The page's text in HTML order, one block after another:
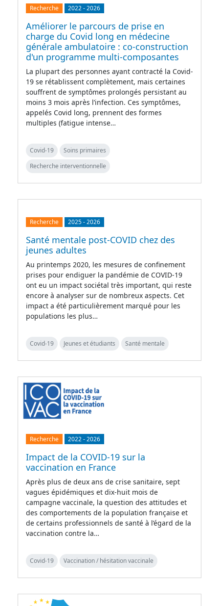
Recherche 2022-2026
Améliorer le parcours de prise en
charge du Covid long en médecine
générale ambulatoire : co-construction
d'un programme multi-composantes
La plupart des personnes ayant contracté la Covid-
19 se rétablissent complètement, mais certaines
souffrent de symptômes prolongés persistant au
moins 3 mois après l’infection. Ces symptômes,
appelés Covid long, prennent des formes
multiples (fatigue intense…
Covid-19
Soins primaires
Recherche interventionnelle
Recherche 2025-2026
Santé mentale post-COVID chez des
jeunes adultes
Au printemps 2020, les mesures de confinement
prises pour endiguer la pandémie de COVID-19
ont eu un impact sociétal très important, qui reste
encore à analyser sur de nombreux aspects. Cet
impact a été particulièrement marqué pour les
populations les plus…
Covid-19 Jeunes et étudiants Santé mentale
Recherche 2022-2026
Impact de la COVID-19 sur la
vaccination en France
Après plus de deux ans de crise sanitaire, sept
vagues épidémiques et dix-huit mois de
campagne vaccinale, la question des attitudes et
des comportements de la population française et
de certains professionnels de santé à l’égard de la
vaccination contre la…
Covid-19 Vaccination / hésitation vaccinale